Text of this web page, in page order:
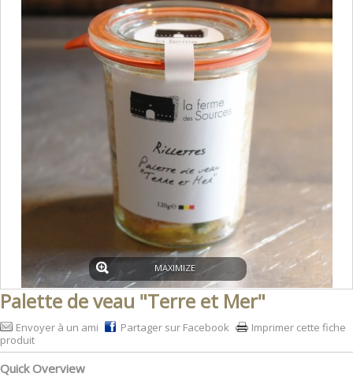
MAXIMIZE
Palette de veau "Terre et Mer"
Envoyer à un ami Partager sur Facebook
Imprimer cette fiche
produit
Quick Overview